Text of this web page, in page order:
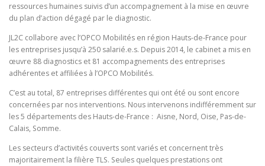
ressources humaines suivis d’un accompagnement à la mise en œuvre
du plan d’action dégagé par le diagnostic.
JL2C collabore avec l’OPCO Mobilités en région Hauts-de-France pour
les entreprises jusqu’à 250 salarié.e.s. Depuis 2014, le cabinet a mis en
œuvre 88 diagnostics et 81 accompagnements des entreprises
adhérentes et affiliées à l’OPCO Mobilités.
C’est au total, 87 entreprises différentes qui ont été ou sont encore
concernées par nos interventions. Nous intervenons indifféremment sur
les 5 départements des Hauts-de-France : Aisne, Nord, Oise, Pas-de-
Calais, Somme.
Les secteurs d’activités couverts sont variés et concernent très
majoritairement la filière TLS. Seules quelques prestations ont